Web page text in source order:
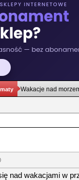
Wakacje nad
nad wakacjami w